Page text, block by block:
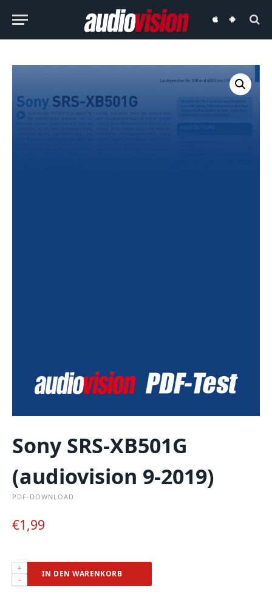
audiovisionaudiovision
Sony SRS-XB501G
(audiovision 9-2019)
PDF-DOWNLOAD
€1,99
Sony
SRS-
IN DEN WARENKORB